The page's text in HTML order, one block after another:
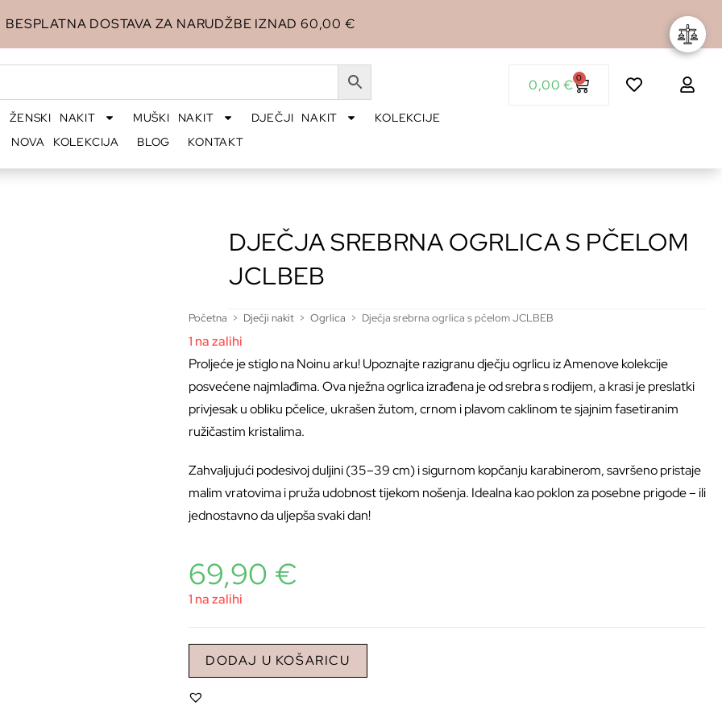
BESPLATNA DOSTAVA ZA NARUDŽBE IZNAD 60,00 €
ŽENSKI NAKIT MUŠKI NAKIT DJEČJI NAKIT
KOLEKCIJE
NOVA KOLEKCIJA
BLOG KONTAKT
0,00 € 0
DJEČJA SREBRNA OGRLICA S PČELOM
JCLBEB
Početna > Dječji nakit > Ogrlica > Dječja srebrna ogrlica s pčelom JCLBEB
1 na zalihi
Proljeće je stiglo na Noinu arku! Upoznajte razigranu dječju ogrlicu iz Amenove kolekcije
posvećene najmlađima. Ova nježna ogrlica izrađena je od srebra s rodijem, a krasi je preslatki
privjesak u obliku pčelice, ukrašen žutom, crnom i plavom caklinom te sjajnim fasetiranim
ružičastim kristalima.
Zahvaljujući podesivoj duljini (35–39 cm) i sigurnom kopčanju karabinerom, savršeno pristaje
malim vratovima i pruža udobnost tijekom nošenja. Idealna kao poklon za posebne prigode – ili
jednostavno da uljepša svaki dan!
69,90 €
1 na zalihi
DODAJ U KOŠARICU